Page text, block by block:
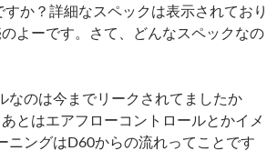
か？詳細なスペックは表示されており
よーです。さて、どんなスペックなの
なのは今までリークされてましたか
とはエアフローコントロールとかイメ
ニングはD60からの流れってことです